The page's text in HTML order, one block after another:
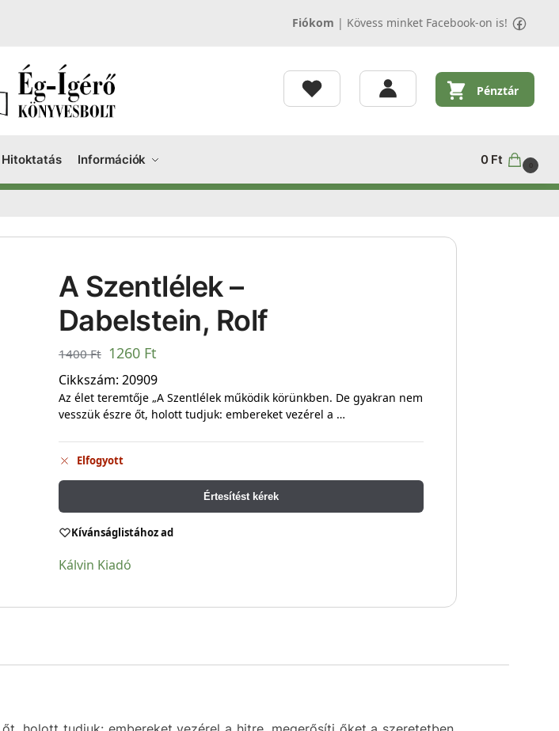
Fiókom | Kövess minket Facebook-on is!
Pénztár
Hitoktatás Információk 0 Ft 0
A Szentlélek –
Dabelstein, Rolf
1400Ft 1260 Ft
Cikkszám: 20909
Az élet teremtője „A Szentlélek működik körünkben. De gyakran nem
vesszük észre őt, holott tudjuk: embereket vezérel a …
Elfogyott
Értesítést kérek
Kívánságlistához ad
Kálvin Kiadó